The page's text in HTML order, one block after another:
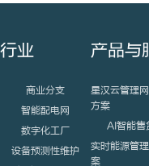
行业
商业分支
智能配电网
数字化工厂
设备预测性维护
产品与
星汉云管理
方案
AI智能售
实时能源管
案